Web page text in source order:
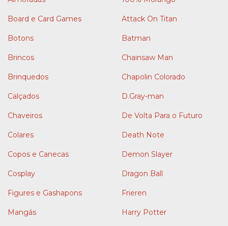
Board e Card Games
Botons
Brincos
Brinquedos
Calçados
Chaveiros
Colares
Copos e Canecas
Cosplay
Figures e Gashapons
Mangás
Attack On Titan
Batman
Chainsaw Man
Chapolin Colorado
D.Gray-man
De Volta Para o Futuro
Death Note
Demon Slayer
Dragon Ball
Frieren
Harry Potter